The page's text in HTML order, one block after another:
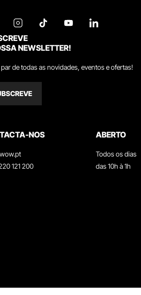
NEWSLETTER!
par de todas as novidades, eventos e ofertas!
NOS
121 200
ABERTO
Todos os dias
das 10h à 1h